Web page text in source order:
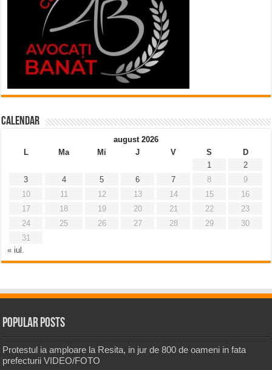
Calendar
august 2026
L
Ma Mi J V S
D
1
2
3
4 5 6 7 8
9
10
11 12 13 14 15
16
17
18 19 20 21 22
23
24
25 26 27 28 29
30
31
« iul.
Popular Posts
Protestul ia amploare la Resita, in jur de 800 de oameni in fata
prefecturii VIDEO/FOTO